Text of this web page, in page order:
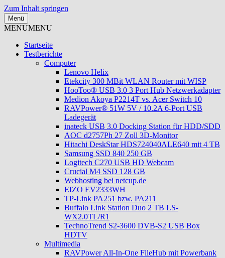
Zum Inhalt springen
Micha's Blog
Test- und Erfahrungsberichte zu
Multimedia, RC-Hubschrauber,
Schnäppchen, Haus und Garten
Menü
MENUMENU
Startseite
Testberichte
Computer
Lenovo Helix
Etekcity 300 MBit WLAN Router mit WISP
HooToo® USB 3.0 3 Port Hub Netzwerkadapter
Medion Akoya P2214T vs. Acer Switch 10
RAVPower® 51W 5V / 10.2A 6-Port USB
Ladegerät
inateck USB 3.0 Docking Station für HDD/SDD
AOC d2757Ph 27 Zoll 3D-Monitor
Hitachi DeskStar HDS724040ALE640 mit 4 TB
Samsung SSD 840 250 GB
Logitech C270 USB HD Webcam
Crucial M4 SSD 128 GB
Webhosting bei netcup.de
EIZO EV2333WH
TP-Link PA251 bzw. PA211
Buffalo Link Station Duo 2 TB LS-
WX2.0TL/R1
TechnoTrend S2-3600 DVB-S2 USB Box
HDTV
Multimedia
RAVPower All-In-One FileHub mit Powerbank